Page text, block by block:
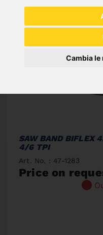
Cambia
SAW BAND BIFLEX
4/6 TPI
Art. No. : 47-1283
Price on